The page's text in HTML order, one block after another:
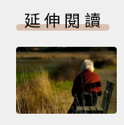
延伸閱讀